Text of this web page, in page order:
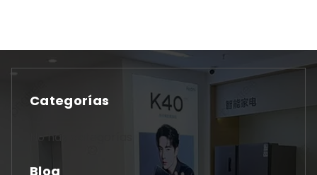
Categorías
No hay categorías
Blog